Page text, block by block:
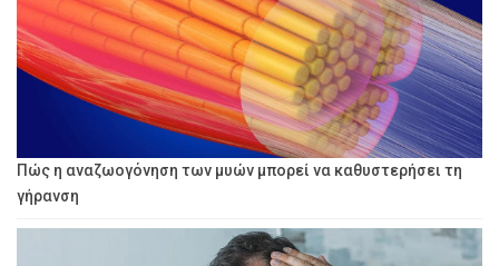
Πώς η αναζωογόνηση των μυών μπορεί να καθυστερήσει τη
γήρανση